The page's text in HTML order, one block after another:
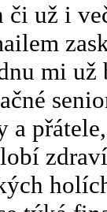
či už i
mi
a